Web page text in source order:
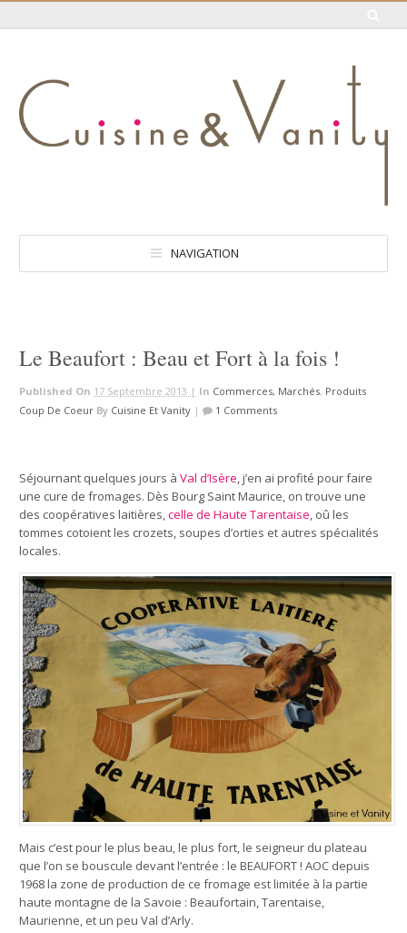
NAVIGATION
Le Beaufort : Beau et Fort à la fois !
Published On 17 Septembre 2013 | In Commerces, Marchés, Produits
Coup De Coeur By Cuisine Et Vanity | 1 Comments
Séjournant quelques jours àVal d’Isère, j’en ai profité pour faire
une cure de fromages. Dès Bourg Saint Maurice, on trouve une
des coopératives laitières,celle de Haute Tarentaise, oû les
tommes cotoient les crozets, soupes d’orties et autres spécialités
locales.
Mais c’est pour le plus beau, le plus fort, le seigneur du plateau
que l’on se bouscule devant l’entrée : le BEAUFORT ! AOC depuis
1968 la zone de production de ce fromage est limitée à la partie
haute montagne de la Savoie : Beaufortain, Tarentaise,
Maurienne, et un peu Val d’Arly.